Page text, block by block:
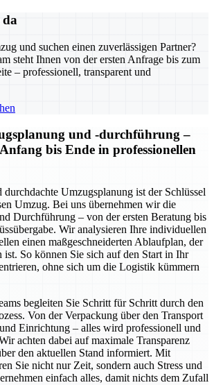
und suchen einen zuverlässigen Partner?
steht Ihnen von der ersten Anfrage bis zum
– professionell, transparent und
und -durchführung –
bis Ende in professionellen
durchdachte Umzugsplanung ist der Schlüssel
Umzug. Bei uns übernehmen wir die
Durchführung – von der ersten Beratung bis
Wir analysieren Ihre individuellen
einen maßgeschneiderten Ablaufplan, der
ist. So können Sie sich auf den Start in Ihr
ohne sich um die Logistik kümmern
begleiten Sie Schritt für Schritt durch den
Von der Verpackung über den Transport
Einrichtung – alles wird professionell und
achten dabei auf maximale Transparenz
den aktuellen Stand informiert. Mit
Sie nicht nur Zeit, sondern auch Stress und
einfach alles, damit nichts dem Zufall